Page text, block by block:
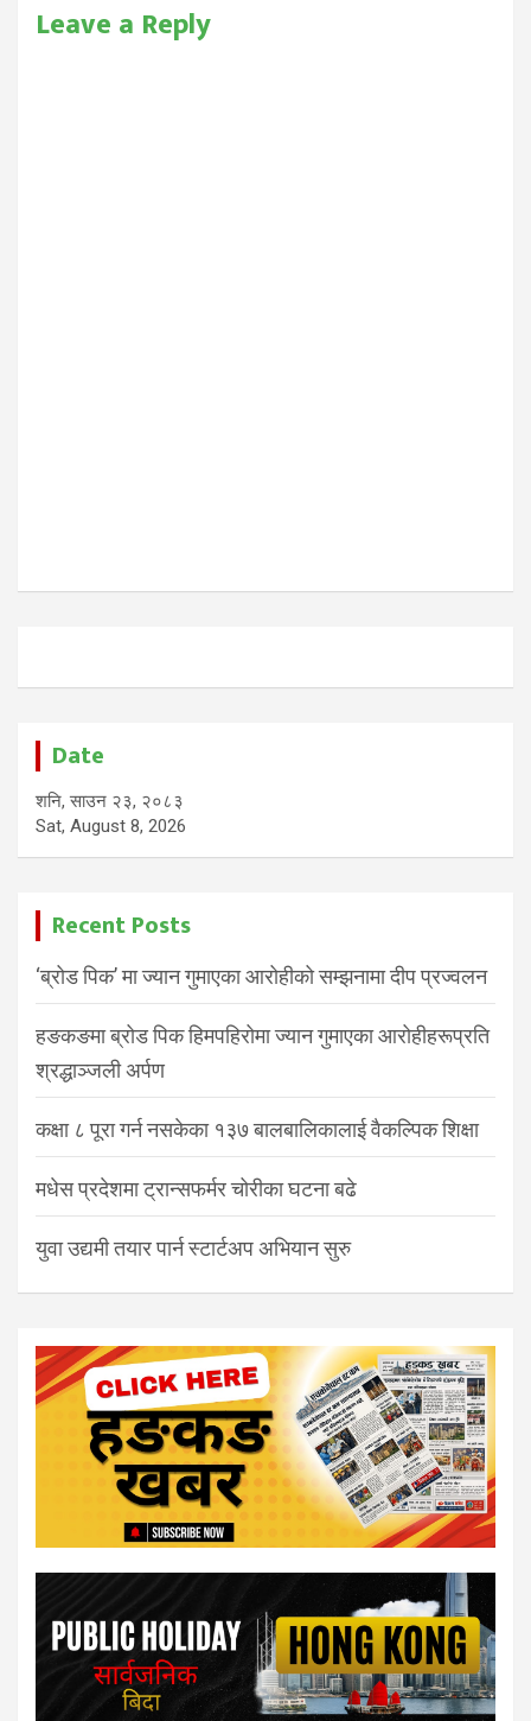
Leave a Reply
Date
शनि, साउन २३, २०८३
Sat, August 8, 2026
Recent Posts
‘ब्रोड पिक’ मा ज्यान गुमाएका आरोहीको सम्झनामा दीप प्रज्वलन
हङकङमा ब्रोड पिक हिमपहिरोमा ज्यान गुमाएका आरोहीहरूप्रति
श्रद्धाञ्जली अर्पण
कक्षा ८ पूरा गर्न नसकेका १३७ बालबालिकालाई वैकल्पिक शिक्षा
मधेस प्रदेशमा ट्रान्सफर्मर चोरीका घटना बढे
युवा उद्यमी तयार पार्न स्टार्टअप अभियान सुरु